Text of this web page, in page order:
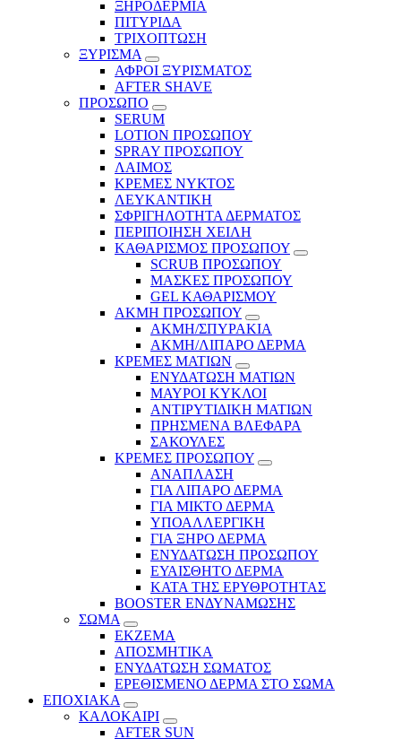
ΞΗΡΟΔΕΡΜΙΑ
ΠΙΤΥΡΙΔΑ
ΤΡΙΧΟΠΤΩΣΗ
ΞΥΡΙΣΜΑ
ΑΦΡΟΙ ΞΥΡΙΣΜΑΤΟΣ
AFTER SHAVE
ΠΡΟΣΩΠΟ
SERUM
LOTION ΠΡΟΣΩΠΟΥ
SPRAY ΠΡΟΣΩΠΟΥ
ΛΑΙΜΟΣ
ΚΡΕΜΕΣ ΝΥΚΤΟΣ
ΛΕΥΚΑΝΤΙΚΗ
ΣΦΡΙΓΗΛΟΤΗΤΑ ΔΕΡΜΑΤΟΣ
ΠΕΡΙΠΟΙΗΣΗ ΧΕΙΛΗ
ΚΑΘΑΡΙΣΜΟΣ ΠΡΟΣΩΠΟΥ
SCRUB ΠΡΟΣΩΠΟΥ
ΜΑΣΚΕΣ ΠΡΟΣΩΠΟΥ
GEL ΚΑΘΑΡΙΣΜΟΥ
ΑΚΜΗ ΠΡΟΣΩΠΟΥ
ΑΚΜΗ/ΣΠΥΡΑΚΙΑ
ΑΚΜΗ/ΛΙΠΑΡΟ ΔΕΡΜΑ
ΚΡΕΜΕΣ ΜΑΤΙΩΝ
ΕΝΥΔΑΤΩΣΗ ΜΑΤΙΩΝ
ΜΑΥΡΟΙ ΚΥΚΛΟΙ
ΑΝΤΙΡΥΤΙΔΙΚΗ ΜΑΤΙΩΝ
ΠΡΗΣΜΕΝΑ ΒΛΕΦΑΡΑ
ΣΑΚΟΥΛΕΣ
ΚΡΕΜΕΣ ΠΡΟΣΩΠΟΥ
ΑΝΑΠΛΑΣΗ
ΓΙΑ ΛΙΠΑΡΟ ΔΕΡΜΑ
ΓΙΑ ΜΙΚΤΟ ΔΕΡΜΑ
ΥΠΟΑΛΛΕΡΓΙΚΗ
ΓΙΑ ΞΗΡΟ ΔΕΡΜΑ
ΕΝΥΔΑΤΩΣΗ ΠΡΟΣΩΠΟΥ
ΕΥΑΙΣΘΗΤΟ ΔΕΡΜΑ
ΚΑΤΑ ΤΗΣ ΕΡΥΘΡΟΤΗΤΑΣ
BOOSTER ΕΝΔΥΝΑΜΩΣΗΣ
ΣΩΜΑ
ΕΚΖΕΜΑ
ΑΠΟΣΜΗΤΙΚΑ
ΕΝΥΔΑΤΩΣΗ ΣΩΜΑΤΟΣ
ΕΡΕΘΙΣΜΕΝΟ ΔΕΡΜΑ ΣΤΟ ΣΩΜΑ
ΕΠΟΧΙΑΚΑ
ΚΑΛΟΚΑΙΡΙ
AFTER SUN